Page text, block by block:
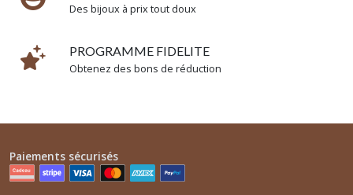
Des bijoux à prix tout doux
PROGRAMME FIDELITE
Obtenez des bons de réduction
Paiements sécurisés